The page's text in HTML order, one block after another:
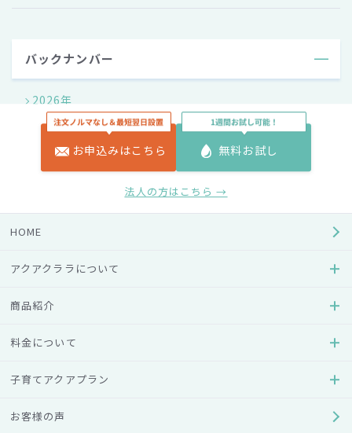
バックナンバー
2026年
2025年
2023年
2022年
2019年
お申込みはこちら 無料お試し
法人の方はこちら →
HOME
アクアクララについて
商品紹介
料金について
子育てアクアプラン
お客様の声